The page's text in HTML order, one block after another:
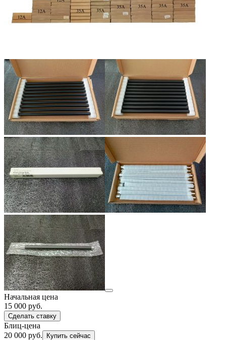
Начальная цена
15 000 руб.
Сделать ставку
Блиц-цена
20 000 руб.
Купить сейчас